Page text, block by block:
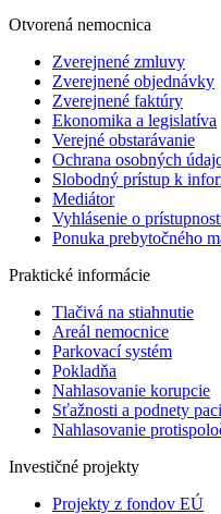
Otvorená nemocnica
Zverejnené zmluvy
Zverejnené objednávky
Zverejnené faktúry
Ekonomika a legislatíva
Verejné obstarávanie
Ochrana osobných
Slobodný prístup k
Mediátor
Vyhlásenie o
Ponuka prebytočného
Praktické informácie
Tlačivá na stiahnutie
Areál nemocnice
Parkovací systém
Pokladňa
Nahlasovanie korupcie
Sťažnosti a podnety
Nahlasovanie
Investičné projekty
Projekty z fondov EÚ